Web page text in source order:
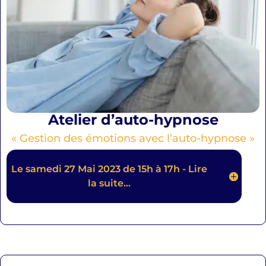
Atelier d’auto-hypnose
« Gestion des émotions avec l’auto-hypnose »
Le samedi 27 Mai 2023 de 15h à 17h - Lire
la suite...